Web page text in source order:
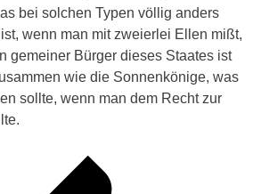
bei solchen Typen völlig anders
wenn man mit zweierlei Ellen mißt,
gemeiner Bürger dieses Staates ist
wie die Sonnenkönige, was
sollte, wenn man dem Recht zur